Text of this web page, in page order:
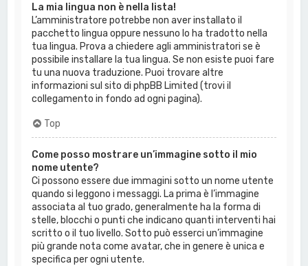
La mia lingua non è nella lista!
L’amministratore potrebbe non aver installato il
pacchetto lingua oppure nessuno lo ha tradotto nella
tua lingua. Prova a chiedere agli amministratori se è
possibile installare la tua lingua. Se non esiste puoi fare
tu una nuova traduzione. Puoi trovare altre
informazioni sul sito di phpBB Limited (trovi il
collegamento in fondo ad ogni pagina).
Top
Come posso mostrare un’immagine sotto il mio
nome utente?
Ci possono essere due immagini sotto un nome utente
quando si leggono i messaggi. La prima è l’immagine
associata al tuo grado, generalmente ha la forma di
stelle, blocchi o punti che indicano quanti interventi hai
scritto o il tuo livello. Sotto può esserci un’immagine
più grande nota come avatar, che in genere è unica e
specifica per ogni utente.